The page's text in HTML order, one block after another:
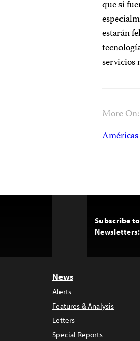
que si
estarán
servicios
More On:
Américas
Subscribe to
Newsletters:
News
Alerts
Features & Analysis
Letters
Special Reports